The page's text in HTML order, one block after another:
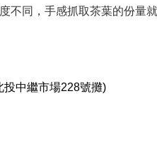
不同，手感抓取茶葉的份量
投中繼市場228號攤)